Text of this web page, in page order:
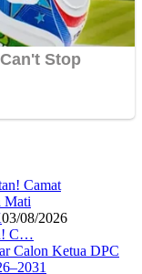
03/08/2026
C…